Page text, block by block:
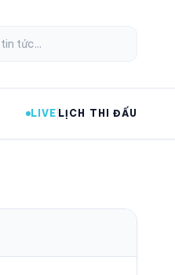
LIVE LỊCH THI ĐẤU